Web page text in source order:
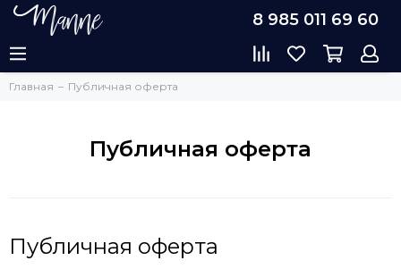
8 985 011 69 60
Главная Публичная оферта
Публичная оферта
Публичная оферта